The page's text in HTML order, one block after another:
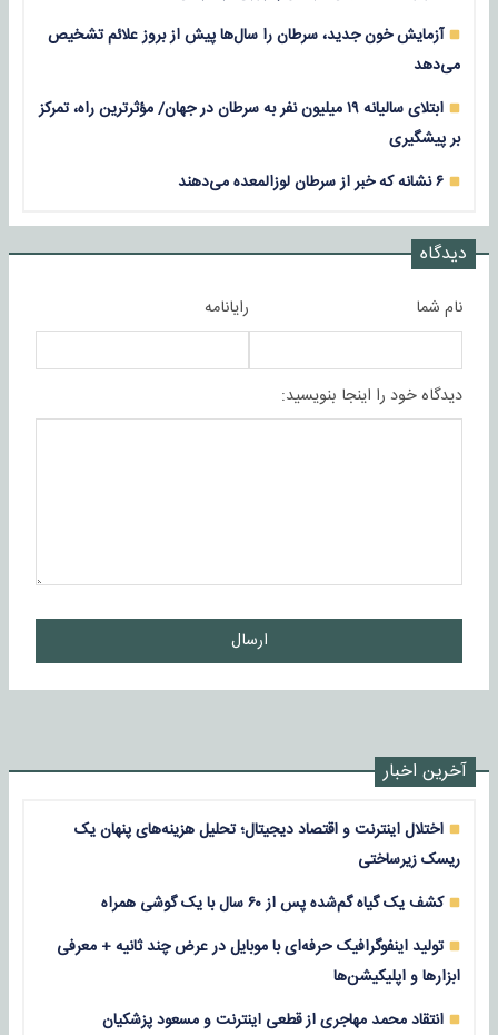
آزمایش خون جدید، سرطان را سال‌ها پیش از بروز علائم تشخیص
می‌دهد
ابتلای سالیانه ۱۹ میلیون نفر به سرطان در جهان/ مؤثرترین راه، تمرکز
بر پیشگیری
۶ نشانه که خبر از سرطان لوزالمعده می‌دهند
دیدگاه
نام شما رایانامه
دیدگاه خود را اینجا بنویسید:
ارسال
آخرین اخبار
اختلال اینترنت و اقتصاد دیجیتال؛ تحلیل هزینه‌های پنهان یک
ریسک زیرساختی
کشف یک گیاه گم‌شده پس از ۶۰ سال با یک گوشی همراه
تولید اینفوگرافیک حرفه‌ای با موبایل در عرض چند ثانیه + معرفی
ابزارها و اپلیکیشن‌ها
انتقاد محمد مهاجری از قطعی اینترنت و مسعود پزشکیان